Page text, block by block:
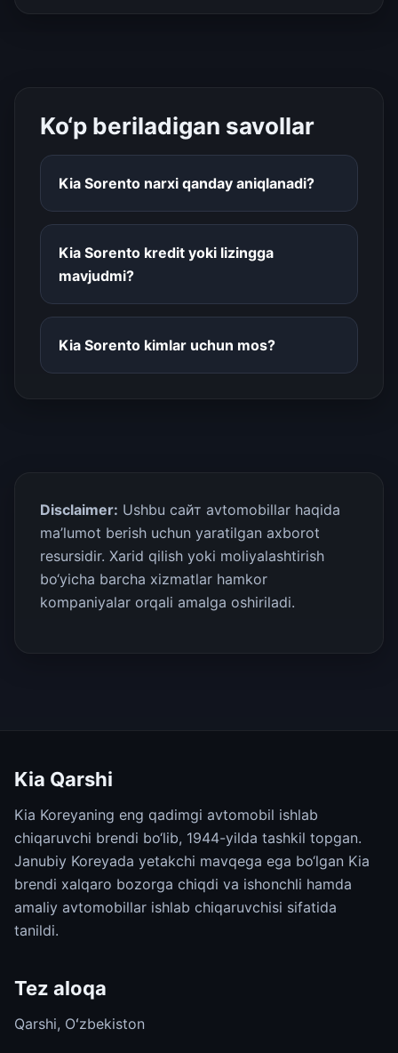
Ko‘p beriladigan savollar
Kia Sorento narxi qanday aniqlanadi?
Kia Sorento kredit yoki lizingga
mavjudmi?
Kia Sorento kimlar uchun mos?
Disclaimer: Ushbu сайт avtomobillar haqida
ma’lumot berish uchun yaratilgan axborot
resursidir. Xarid qilish yoki moliyalashtirish
bo‘yicha barcha xizmatlar hamkor
kompaniyalar orqali amalga oshiriladi.
Kia Qarshi
Kia Koreyaning eng qadimgi avtomobil ishlab
chiqaruvchi brendi bo‘lib, 1944-yilda tashkil topgan.
Janubiy Koreyada yetakchi mavqega ega bo‘lgan Kia
brendi xalqaro bozorga chiqdi va ishonchli hamda
amaliy avtomobillar ishlab chiqaruvchisi sifatida
tanildi.
Tez aloqa
Qarshi, Oʻzbekiston